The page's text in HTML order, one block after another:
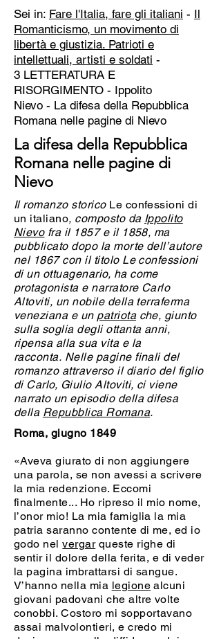
Sei in: Fare l'Italia, fare gli italiani - Il
Romanticismo, un movimento di
libertà e giustizia. Patrioti e
intellettuali, artisti e soldati -
3 LETTERATURA E
RISORGIMENTO - Ippolito
Nievo - La difesa della Repubblica
Romana nelle pagine di Nievo
La difesa della Repubblica
Romana nelle pagine di
Nievo
Il romanzo storico Le confessioni di
un italiano, composto da Ippolito
Nievofra il 1857 e il 1858, ma
pubblicato dopo la morte dell’autore
nel 1867 con il titolo Le confessioni
di un ottuagenario, ha come
protagonista e narratore Carlo
Altoviti, un nobile della terraferma
veneziana e un patriotache, giunto
sulla soglia degli ottanta anni,
ripensa alla sua vita e la
racconta. Nelle pagine finali del
romanzo attraverso il diario del figlio
di Carlo, Giulio Altoviti, ci viene
narrato un episodio della difesa
della Repubblica Romana.
Roma, giugno 1849
«Aveva giurato di non aggiungere
una parola, se non avessi a scrivere
la mia redenzione. Eccomi
finalmente... Ho ripreso il mio nome,
l’onor mio! La mia famiglia la mia
patria saranno contente di me, ed io
godo nelvergarqueste righe di
sentir il dolore della ferita, e di veder
la pagina imbrattarsi di sangue.
V’hanno nella mia legione alcuni
giovani padovani che altre volte
conobbi. Costoro mi sopportavano
assai malvolontieri, e credo mi